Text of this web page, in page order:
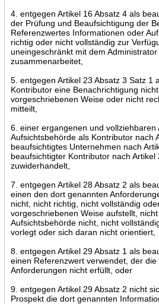
4. entgegen Artikel 16 Absatz 4 als
der Prüfung und Beaufsichtigung der
Referenzwertes Informationen oder
richtig oder nicht vollständig zur
uneingeschränkt mit dem
zusammenarbeitet,
5. entgegen Artikel 23 Absatz 3 Satz 1
Kontributor eine Benachrichtigung
vorgeschriebenen Weise oder nicht
mitteilt,
6. einer ergangenen und vollziehbaren
Aufsichtsbehörde als Kontributor nach
beaufsichtigtes Unternehmen nach
beaufsichtigter Kontributor nach Artikel
zuwiderhandelt,
7. entgegen Artikel 28 Absatz 2 als
einen den dort genannten
nicht, nicht richtig, nicht vollständig
vorgeschriebenen Weise aufstellt,
Aufsichtsbehörde nicht, nicht
vorlegt oder sich daran nicht orientiert,
8. entgegen Artikel 29 Absatz 1 als
einen Referenzwert verwendet, der
Anforderungen nicht erfüllt, oder
9. entgegen Artikel 29 Absatz 2 nicht
Prospekt die dort genannten